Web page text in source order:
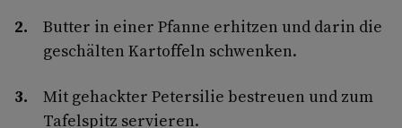
Butter in einer Pfanne erhitzen und darin die
geschälten Kartoffeln schwenken.
Mit gehackter Petersilie bestreuen und zum
Tafelspitz servieren.